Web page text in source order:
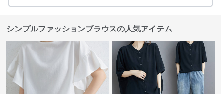
シンプルファッションブラウスの人気アイテム